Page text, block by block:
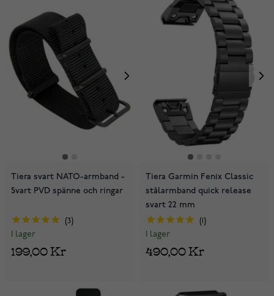
Tiera svart NATO-armband -
Svart PVD spänne och ringar
3
I lager
199,00 Kr
Tiera Garmin Fenix Classic
stålarmband quick release
svart 22 mm
1
I lager
490,00 Kr